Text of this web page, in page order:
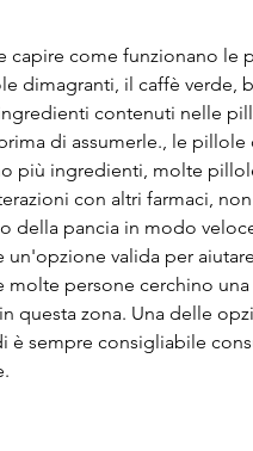
capire come funzionano le
dimagranti, il caffè verde,
contenuti nelle
di assumerle., le pillole
più ingredienti, molte
con altri farmaci,
della pancia in modo
un'opzione valida per
molte persone cerchino
questa zona. Una delle
è sempre consigliabile